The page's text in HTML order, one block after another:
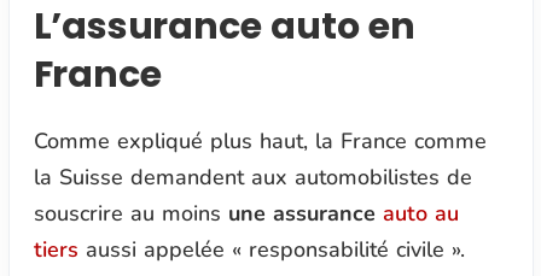
L’assurance auto en
France
Comme expliqué plus haut, la France comme
la Suisse demandent aux automobilistes de
souscrire au moins une assurance auto au
tiers aussi appelée « responsabilité civile ».